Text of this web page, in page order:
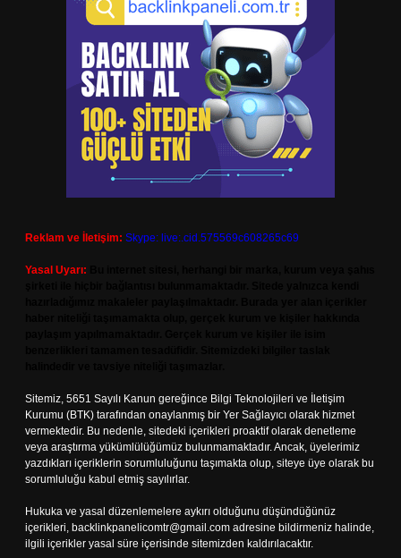
Reklam ve İletişim: Skype: live:.cid.575569c608265c69
Yasal Uyarı:
Sitemiz, 5651 Sayılı Kanun gereğince Bilgi Teknolojileri ve İletişim
Kurumu (BTK) tarafından onaylanmış bir Yer Sağlayıcı olarak hizmet
vermektedir. Bu nedenle, sitedeki içerikleri proaktif olarak denetleme
veya araştırma yükümlülüğümüz bulunmamaktadır. Ancak, üyelerimiz
yazdıkları içeriklerin sorumluluğunu taşımakta olup, siteye üye olarak bu
sorumluluğu kabul etmiş sayılırlar.
Hukuka ve yasal düzenlemelere aykırı olduğunu düşündüğünüz
içerikleri, backlinkpanelicomtr@gmail.com adresine bildirmeniz halinde,
ilgili içerikler yasal süre içerisinde sitemizden kaldırılacaktır.